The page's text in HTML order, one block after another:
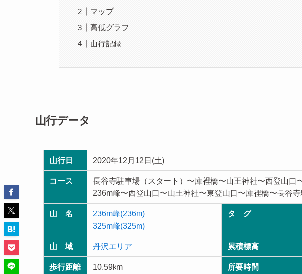
マップ
高低グラフ
山行記録
山行データ
山行日 2020年12月12日(土)
コース
長谷寺駐車場（スタート）〜庫裡橋〜山王神社〜西登山口
236m峰〜西登山口〜山王神社〜東登山口〜庫裡橋〜長谷寺
山 名
236m峰(236m)
325m峰(325m)
タ グ
山 域 丹沢エリア 累積標高
歩行距離 10.59km 所要時間